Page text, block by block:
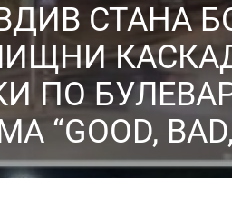
СТАНА
ПО
“GOOD, BAD,